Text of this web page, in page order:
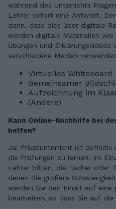
während des Unterrichts
Lehrer sofort eine Antwort.
darin, dass dies über digitale
werden digitale Materialien
Übungen und Erklärungsvideos
verschiedene Medien
Virtuelles Whiteboard
Gemeinsamer
Aufzeichnung im
(Andere)
Kann Online-Nachhilfe bei
helfen?
Ja! Privatunterricht ist definitiv
die Prüfungen zu lernen. Im
Lehrer bitten, die Fächer oder
denen Sie größere
werden Sie den Inhalt auf eine
bearbeiten, so dass Sie auf